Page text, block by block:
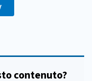
contenuto?